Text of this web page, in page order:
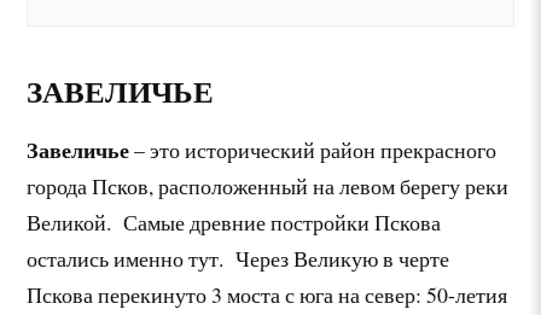
ЗАВЕЛИЧЬЕ
Завеличье– это исторический район прекрасного
города Псков, расположенный на левом берегу реки
Великой. Самые древние постройки Пскова
остались именно тут. Через Великую в черте
Пскова перекинуто 3 моста с юга на север: 50-летия